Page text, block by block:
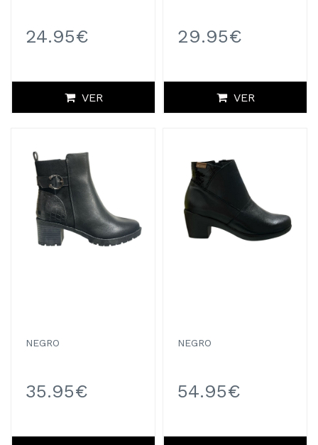
24.95€
VER
29.95€
VER
NEGRO
35.95€
NEGRO
54.95€